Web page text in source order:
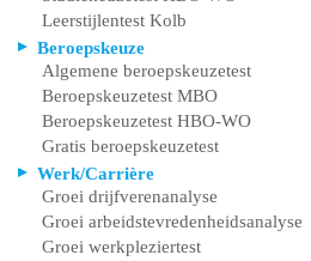
Leerstijlentest Kolb
Beroepskeuze
Algemene beroepskeuzetest
Beroepskeuzetest MBO
Beroepskeuzetest HBO-WO
Gratis beroepskeuzetest
Werk/Carrière
Groei drijfverenanalyse
Groei arbeidstevredenheidsanalyse
Groei werkpleziertest